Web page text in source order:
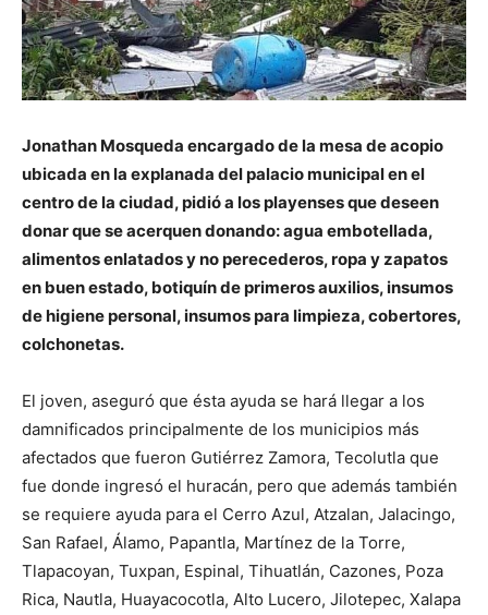
Jonathan Mosqueda encargado de la mesa de acopio
ubicada en la explanada del palacio municipal en el
centro de la ciudad, pidió a los playenses que deseen
donar que se acerquen donando: agua embotellada,
alimentos enlatados y no perecederos, ropa y zapatos
en buen estado, botiquín de primeros auxilios, insumos
de higiene personal, insumos para limpieza, cobertores,
colchonetas.
El joven, aseguró que ésta ayuda se hará llegar a los
damnificados principalmente de los municipios más
afectados que fueron Gutiérrez Zamora, Tecolutla que
fue donde ingresó el huracán, pero que además también
se requiere ayuda para el Cerro Azul, Atzalan, Jalacingo,
San Rafael, Álamo, Papantla, Martínez de la Torre,
Tlapacoyan, Tuxpan, Espinal, Tihuatlán, Cazones, Poza
Rica, Nautla, Huayacocotla, Alto Lucero, Jilotepec, Xalapa